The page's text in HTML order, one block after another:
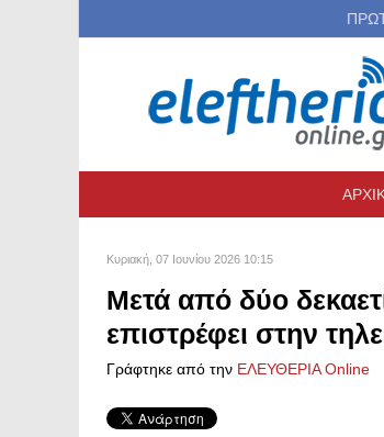
Κυριακή, 07 Ιουνίου 2026 10:15
Μετά από δύο
επιστρέφει στην
Γράφτηκε από την ΕΛΕΥΘΕΡΙΑ Online